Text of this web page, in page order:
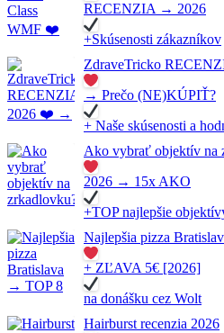
RECENZIA → 2026
+Skúsenosti zákazníkov
ZdraveTricko
→ Prečo (NE)KÚPIŤ?
+ Naše skúsenosti a
Ako vybrať objektív na
2026 → 15x AKO
+TOP najlepšie
Najlepšia pizza
+ ZĽAVA 5€ [2026]
na donášku cez Wolt
Hairburst recenzia 2026